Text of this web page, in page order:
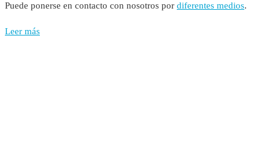
Puede ponerse en contacto con nosotros por diferentes medios.
Leer más